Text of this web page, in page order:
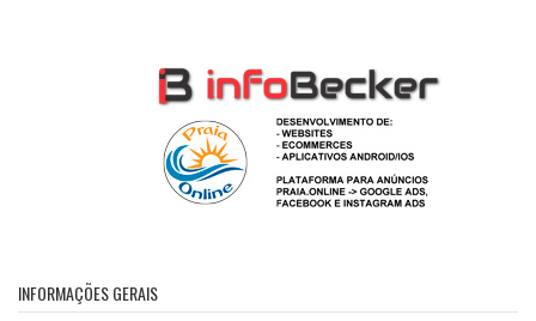
INFORMAÇÕES GERAIS